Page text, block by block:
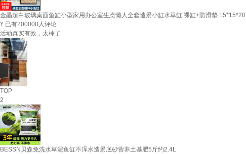
金晶超白玻璃桌面鱼缸小型家用办公室生态懒人全套造景小缸水草缸 裸缸+防滑垫 15*15*20
¥ 已有200000人评论
活动真实有效，太棒了
TOP
2
BESSN贝森免洗水草泥鱼缸不浑水造景底砂营养土基肥5斤约2.4L